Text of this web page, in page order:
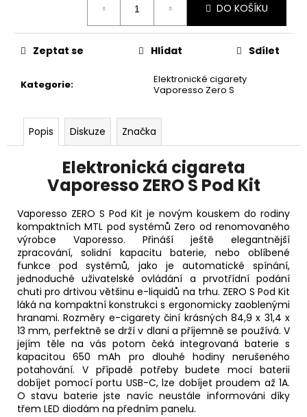
DO KOŠÍKU
Kategorie:
Elektronické cigarety
Vaporesso Zero S
Zeptat se Hlídat Sdílet
Popis Diskuze Značka
Elektronická cigareta
Vaporesso ZERO S Pod Kit
Vaporesso ZERO S Pod Kit je novým kouskem do rodiny
kompaktníchMTL pod systémů Zero od renomovaného
výrobce Vaporesso. Přináší ještě elegantnější
zpracování, solidní kapacitubaterie, nebo oblíbené
funkce pod systémů, jako je automatické spínání,
jednoduché uživatelské ovládání a prvotřídní podání
chuti pro drtivou většinu e-liquidů na trhu. ZERO S Pod Kit
láká na kompaktní konstrukci s ergonomicky zaoblenými
hranami. Rozměry e-cigarety činí krásných 84,9 x 31,4 x
13 mm, perfektně se drží v dlani a příjemně se používá. V
jejím těle na vás potom čeká integrovaná baterie s
kapacitou 650 mAh pro dlouhé hodiny nerušeného
potahování. V případě potřeby budete moci baterii
dobíjet pomocí portu USB-C, lze dobíjet proudem až 1A.
O stavu baterie jste navíc neustále informováni díky
třem LED diodám na předním panelu.
ELF
ELFLIQ
E-
STRAWBERRY
KIWI
-
Kč
Původně:
245
Kč